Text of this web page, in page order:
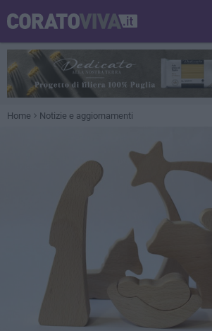
Home Notizie e aggiornamenti